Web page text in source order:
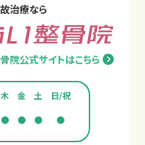
治療なら
院公式サイトはこちら
木 金 土
日/祝
● ● ● ●